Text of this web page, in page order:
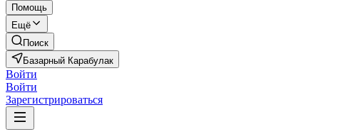
Помощь
Ещё
Поиск
Базарный Карабулак
Войти
Войти
Зарегистрироваться